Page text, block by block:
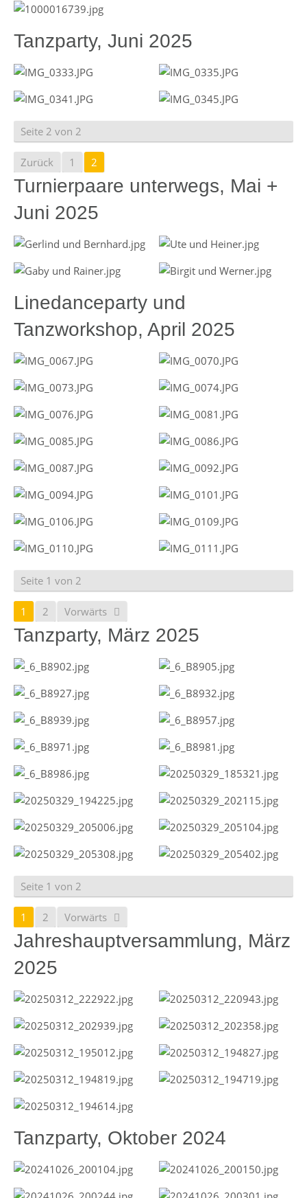
Tanzparty, Juni 2025
Seite 2 von 2
Zurück 1 2
Turnierpaare unterwegs, Mai +
Juni 2025
Linedanceparty und
Tanzworkshop, April 2025
Seite 1 von 2
1 2 Vorwärts
Tanzparty, März 2025
Seite 1 von 2
1 2 Vorwärts
Jahreshauptversammlung, März
2025
Tanzparty, Oktober 2024